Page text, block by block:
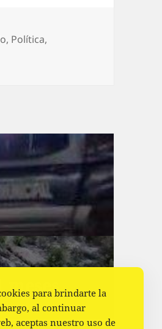
, Política,
para brindarte la
al continuar
aceptas nuestro uso de